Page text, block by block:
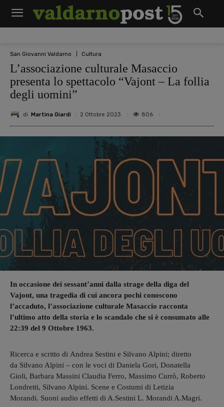
San Giovanni Valdarno Cultura
L’associazione culturale Masaccio
presenta lo spettacolo “Vajont – La follia
degli uomini”
di Martina Giardi 2 Ottobre 2023 806
In occasione dei sessant’anni dalla strage della diga del
Vajont, una tragedia di cui ancora pochi conoscono
l’accaduto, l’associazione culturale Masaccio racconta
l’ultimo atto della storia e lo scandalo che si è consumato alle
22:39 del 9 Ottobre 1963.
Ricerca e scritto di Andrea Sestini e Silvano Alpini; diretto
da Silvano Alpini – con le voci di Daniela Gori, Donatella
Gioli, Barbara Massini Claudia Ferro, Massimo Currò, Roberto
Londretti, Silvano Alpini. Scene e Costumi di Letizia
Morandi. Suoni audio effetti di A.Sestini L. Morandi A.Magri.